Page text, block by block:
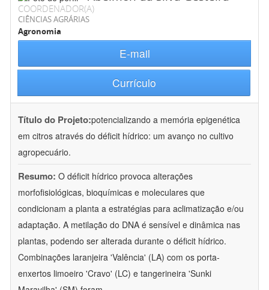
COORDENADOR(A)
CIÊNCIAS AGRÁRIAS
Agronomia
E-mail
Currículo
Título do Projeto:potencializando a memória epigenética
em citros através do déficit hídrico: um avanço no cultivo
agropecuário.
Resumo: O déficit hídrico provoca alterações
morfofisiológicas, bioquímicas e moleculares que
condicionam a planta a estratégias para aclimatização e/ou
adaptação. A metilação do DNA é sensível e dinâmica nas
plantas, podendo ser alterada durante o déficit hídrico.
Combinações laranjeira 'Valência' (LA) com os porta-
enxertos limoeiro 'Cravo' (LC) e tangerineira 'Sunki